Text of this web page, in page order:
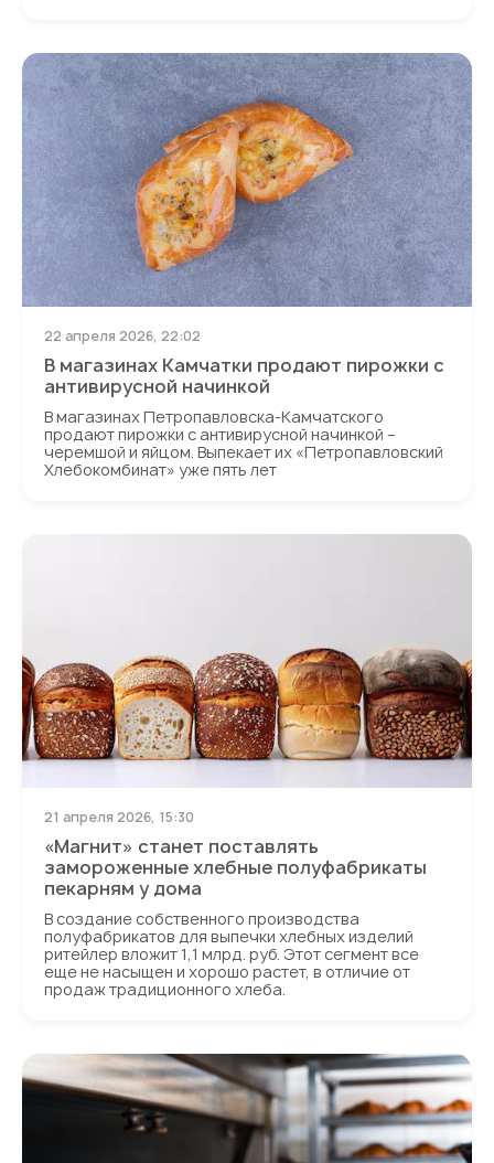
В магазинах Камчатки продают пирожки с
антивирусной начинкой
22 апреля 2026, 22:02
В магазинах Петропавловска-Камчатского
продают пирожки с антивирусной начинкой –
черемшой и яйцом. Выпекает их «Петропавловский
Хлебокомбинат» уже пять лет
«Магнит» станет поставлять
замороженные хлебные полуфабрикаты
пекарням у дома
21 апреля 2026, 15:30
В создание собственного производства
полуфабрикатов для выпечки хлебных изделий
ритейлер вложит 1,1 млрд. руб. Этот сегмент все
еще не насыщен и хорошо растет, в отличие от
продаж традиционного хлеба.